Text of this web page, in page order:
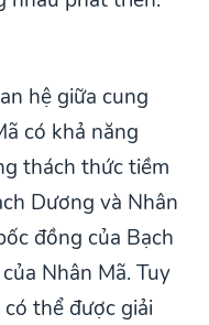
hệ giữa cung
có khả năng
thách thức tiềm
Dương và Nhân
đồng của Bạch
Nhân Mã. Tuy
thể được giải